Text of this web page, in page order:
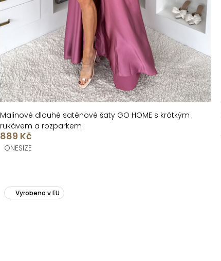
Malinové dlouhé saténové šaty GO HOME s krátkým
rukávem a rozparkem
889 Kč
ONESIZE
Vyrobeno v EU